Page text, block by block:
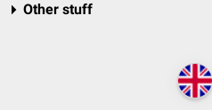
Other stuff